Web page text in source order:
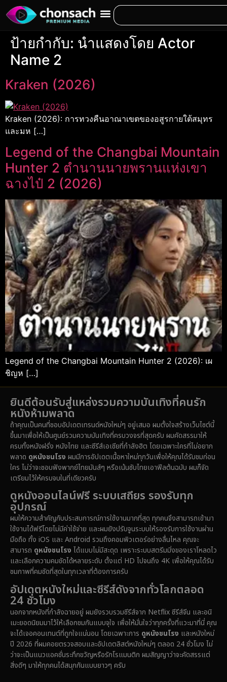
ป้ายกำกับ: นำแสดงโดย Actor
Name 2
Kraken (2026)
Kraken (2026): การทวงคืนอาณาเขตของอสูรกายใต้สมุทร
และมห […]
Legend of the Changbai Mountain
Hunter 2 ตำนานนายพรานแห่งเขา
ฉางไป๋ 2 (2026)
Legend of the Changbai Mountain Hunter 2 (2026): เผ
ชิญห […]
ยินดีต้อนรับสู่แหล่งรวมความบันเทิงที่คนรัก
หนังห้ามพลาด
ถ้าคุณเป็นคนที่ชอบอัปเดตเทรนด์หนังใหม่ๆ อยู่เสมอ ผมตั้งใจสร้างเว็บไซต์นี้
ขึ้นมาเพื่อให้เป็นศูนย์รวมความบันเทิงที่ครบวงจรที่สุดครับ ผมคัดสรรมาให้
ครบทั้งหนังฝรั่ง หนังไทย และซีรีส์เอเชียที่กำลังฮิต โดยเฉพาะใครที่ไม่อยาก
พลาด ดูหนังชนโรง ผมมีการอัปเดตเนื้อหาใหม่ทุกวันเพื่อให้คุณได้รับชมก่อน
ใคร ไม่ว่าจะชอบฟังพากย์ไทยมันส์ๆ หรือเน้นซับไทยเอาฟีลต้นฉบับ ผมก็จัด
เตรียมไว้ให้ครบจบในที่เดียวครับ
ดูหนังออนไลน์ฟรี ระบบเสถียร รองรับทุก
อุปกรณ์
ผมให้ความสำคัญกับประสบการณ์การใช้งานมากที่สุด ทุกคนจึงสามารถเข้ามา
ใช้งานได้ฟรีโดยไม่มีค่าใช้จ่าย และผมยังปรับจูนระบบให้รองรับการใช้งานผ่าน
มือถือ ทั้ง iOS และ Android รวมถึงคอมพิวเตอร์อย่างลื่นไหล คุณจะ
สามารถ ดูหนังชนโรง ได้แบบไม่มีสะดุด เพราะระบบสตรีมมิ่งของเราโหลดไว
และเลือกความคมชัดได้หลายระดับ ตั้งแต่ HD ไปจนถึง 4K เพื่อให้คุณได้รับ
ชมภาพที่คมชัดที่สุดในทุกเวลาที่ต้องการครับ
อัปเดตหนังใหม่และซีรีส์ดังจากทั่วโลกตลอด
24 ชั่วโมง
นอกจากหนังที่กำลังฉายอยู่ ผมยังรวบรวมซีรีส์จาก Netflix ซีรีส์จีน และอนิ
เมะยอดนิยมมาไว้ให้เลือกชมกันแบบจุใจ เพื่อให้มั่นใจว่าทุกครั้งที่แวะมาที่นี่ คุณ
จะได้เจอคอนเทนต์ที่ถูกใจแน่นอน โดยเฉพาะการ ดูหนังชนโรง และหนังใหม่
ปี 2026 ที่ผมคอยตรวจสอบและอัปเดตลิสต์หนังใหม่ๆ ตลอด 24 ชั่วโมง ไม่
ว่าจะเป็นแนวแอคชั่นระทึกขวัญหรือรักโรแมนติก ผมสัญญาว่าจะคัดสรรแต่
สิ่งดีๆ มาให้ทุกคนได้สนุกกันแบบยาวๆ ครับ